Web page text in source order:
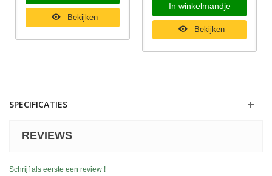
Bekijken
In winkelmandje
Bekijken
SPECIFICATIES
REVIEWS
Schrijf als eerste een review !